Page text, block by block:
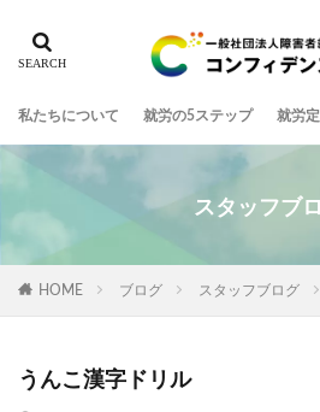
私たちについて 就労の5ステップ 就労
スタッフブ
HOME ブログ スタッフブログ
うんこ漢字ドリル